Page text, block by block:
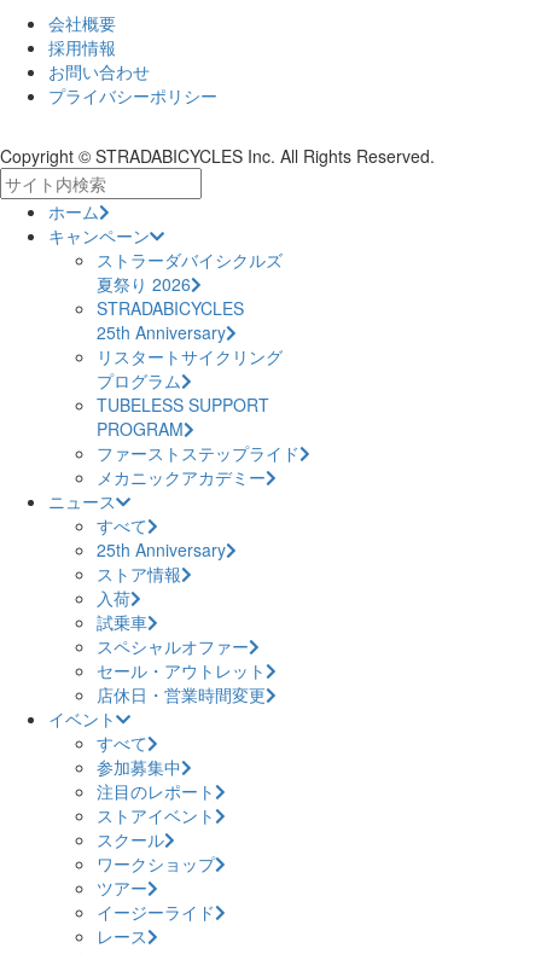
会社概要
採用情報
お問い合わせ
プライバシーポリシー
Copyright © STRADABICYCLES Inc. All Rights Reserved.
ホーム
キャンペーン
ストラーダバイシクルズ
夏祭り 2026
STRADABICYCLES
25th Anniversary
リスタートサイクリング
プログラム
TUBELESS SUPPORT
PROGRAM
ファーストステップライド
メカニックアカデミー
ニュース
すべて
25th Anniversary
ストア情報
入荷
試乗車
スペシャルオファー
セール・アウトレット
店休日・営業時間変更
イベント
すべて
参加募集中
注目のレポート
ストアイベント
スクール
ワークショップ
ツアー
イージーライド
レース